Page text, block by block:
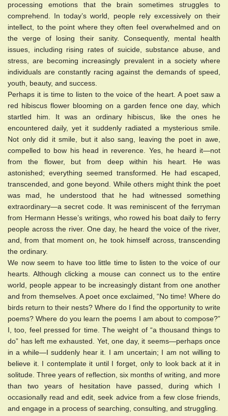
processing emotions that the brain sometimes struggles to
comprehend. In today’s world, people rely excessively on their
intellect, to the point where they often feel overwhelmed and on
the verge of losing their sanity. Consequently, mental health
issues, including rising rates of suicide, substance abuse, and
stress, are becoming increasingly prevalent in a society where
individuals are constantly racing against the demands of speed,
youth, beauty, and success.
Perhaps it is time to listen to the voice of the heart. A poet saw a
red hibiscus flower blooming on a garden fence one day, which
startled him. It was an ordinary hibiscus, like the ones he
encountered daily, yet it suddenly radiated a mysterious smile.
Not only did it smile, but it also sang, leaving the poet in awe,
compelled to bow his head in reverence. Yes, he heard it—not
from the flower, but from deep within his heart. He was
astonished; everything seemed transformed. He had escaped,
transcended, and gone beyond. While others might think the poet
was mad, he understood that he had witnessed something
extraordinary—a secret code. It was reminiscent of the ferryman
from Hermann Hesse’s writings, who rowed his boat daily to ferry
people across the river. One day, he heard the voice of the river,
and, from that moment on, he took himself across, transcending
the ordinary.
We now seem to have too little time to listen to the voice of our
hearts. Although clicking a mouse can connect us to the entire
world, people appear to be increasingly distant from one another
and from themselves. A poet once exclaimed, “No time! Where do
birds return to their nests? Where do I find the opportunity to write
poems? Where do you learn the poems I am about to compose?”
I, too, feel pressed for time. The weight of “a thousand things to
do” has left me exhausted. Yet, one day, it seems—perhaps once
in a while—I suddenly hear it. I am uncertain; I am not willing to
believe it. I contemplate it until I forget, only to look back at it in
solitude. Three years of reflection, six months of writing, and more
than two years of hesitation have passed, during which I
occasionally read and edit, seek advice from a few close friends,
and engage in a process of searching, consulting, and struggling.